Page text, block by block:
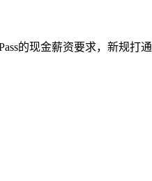
的现金薪资要求，新规打通